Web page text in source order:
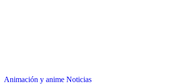
Animación y anime Noticias